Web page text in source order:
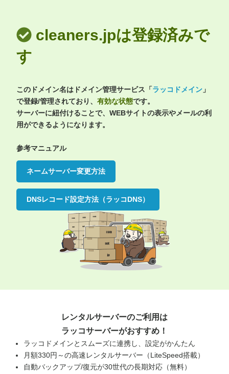
cleaners.jpは登録済みで
す
このドメイン名はドメイン管理サービス「ラッコドメイン 」
で登録/管理されており、 有効な状態です。
サーバーに紐付けることで、WEBサイトの表示やメールの利
用ができるようになります。
参考マニュアル
ネームサーバー変更方法
DNSレコード設定方法（ラッコDNS）
レンタルサーバーのご利用は
ラッコサーバーがおすすめ！
ラッコドメインとスムーズに連携し、設定がかんたん
月額330円～の高速レンタルサーバー（LiteSpeed搭載）
自動バックアップ/復元が30世代の長期対応（無料）